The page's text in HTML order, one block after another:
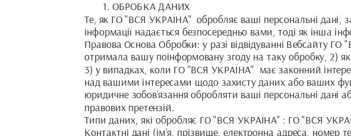
1. ОБРОБКА ДАНИХ
Те, як ГО "ВСЯ УКРАЇНА"  обробляє ваші персональні дані,
інформації надається безпосередньо вами, тоді як інша
Правова Основа Обробки: у разі відвідуванні Вебсайту
отримала вашу поінформовану згоду на таку обробку, 2)
3) у випадках, коли ГО "ВСЯ УКРАЇНА"  має законний
над вашими інтересами щодо захисту даних або ваших
юридичне зобов’язання обробляти ваші персональні дані
правових претензій.
Типи даних, які обробляє ГО "ВСЯ УКРАЇНА" : ГО "ВСЯ
Контактні дані (ім’я, прізвище, електронна адреса, номер